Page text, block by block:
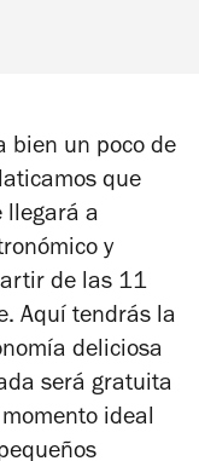
bien un poco de
que
llegará a
y
de las 11
Aquí tendrás la
deliciosa
será gratuita
ideal